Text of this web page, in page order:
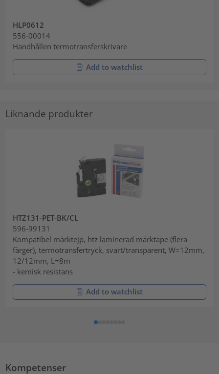
HLP0612
556-00014
Handhållen termotransferskrivare
Add to watchlist
Liknande produkter
HTZ131-PET-BK/CL
596-99131
Kompatibel märktejp, htz laminerad märktape (flera
färger), termotransfertryck, svart/transparent, W=12mm,
12/12mm, L=8m
- kemisk resistans
Add to watchlist
Kompetenser